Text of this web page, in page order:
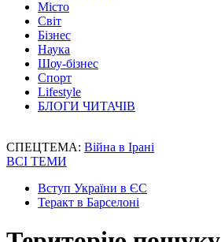
Місто
Світ
Бізнес
Наука
Шоу-бізнес
Спорт
Lifestyle
БЛОГИ ЧИТАЧІВ
СПЕЦТЕМА: Війна в Ірані
ВСІ ТЕМИ
Вступ України в ЄС
Теракт в Барселоні